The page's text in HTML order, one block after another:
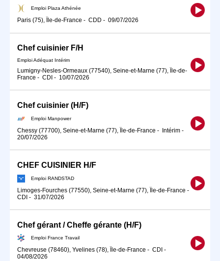
Emploi Plaza Athénée
Paris (75), Île-de-France - CDD - 09/07/2026
Chef cuisinier F/H
Emploi Adéquat Intérim
Lumigny-Nesles-Ormeaux (77540), Seine-et-Marne (77), Île-de-
France - CDI - 10/07/2026
Chef cuisinier (H/F)
Emploi Manpower
Chessy (77700), Seine-et-Marne (77), Île-de-France - Intérim -
20/07/2026
CHEF CUISINIER H/F
Emploi RANDSTAD
Limoges-Fourches (77550), Seine-et-Marne (77), Île-de-France -
CDI - 31/07/2026
Chef gérant / Cheffe gérante (H/F)
Emploi France Travail
Chevreuse (78460), Yvelines (78), Île-de-France - CDI -
04/08/2026